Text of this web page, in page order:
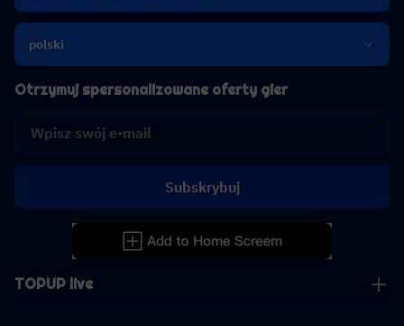
polski
TOPUP live
Otrzymuj spersonalizowane oferty gier
Subskrybuj